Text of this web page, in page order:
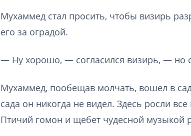
Мухаммед стал просить, чтобы визирь
его за оградой.
— Ну хорошо, — согласился визирь, — но
Мухаммед, пообещав молчать, вошел в
сада он никогда не видел. Здесь росли
Птичий гомон и щебет чудесной музыкой